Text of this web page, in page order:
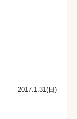
2017.1.31(日)